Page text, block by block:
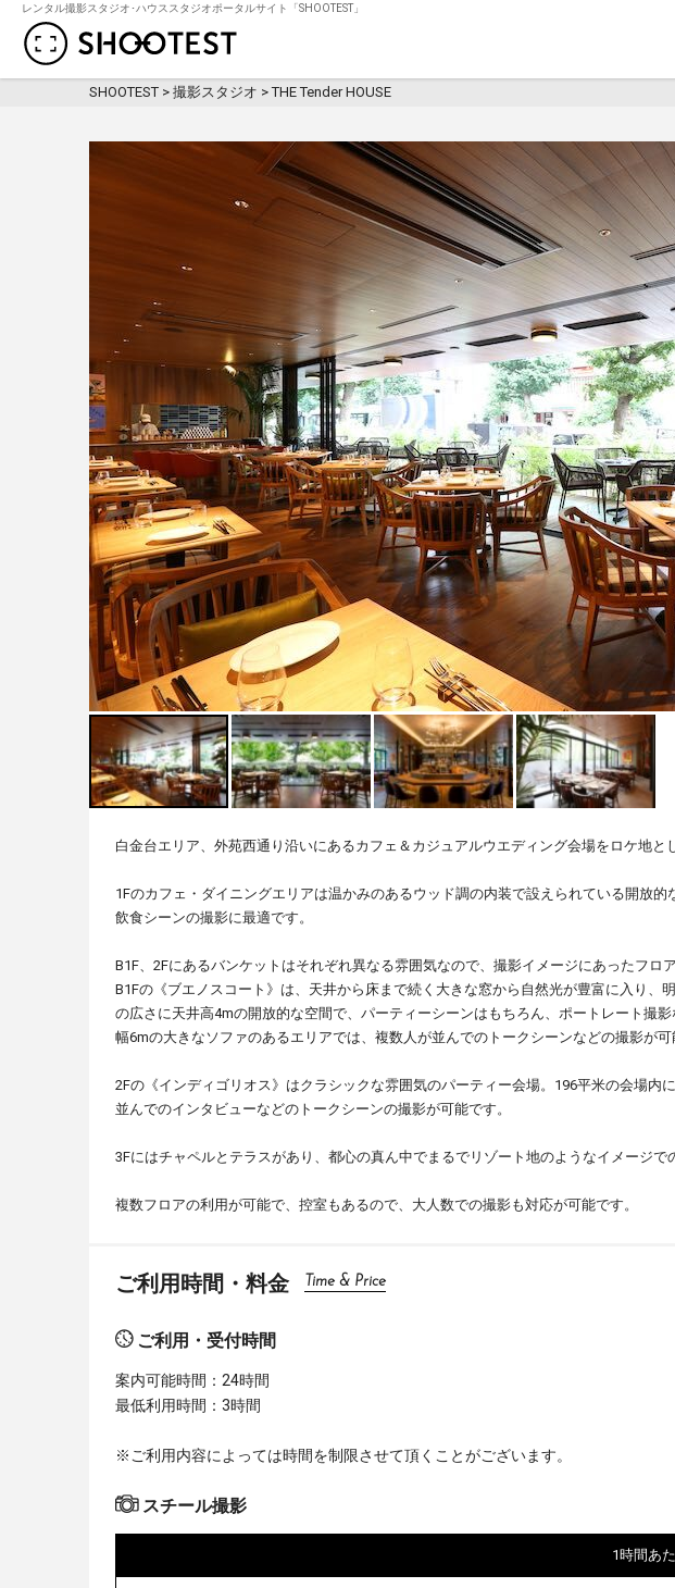
レンタル撮影スタジオ･ハウススタジオポータルサイト「SHOOTEST」
SHOOTEST > 撮影スタジオ >THE Tender HOUSE
白金台エリア、外苑西通り沿いにあるカフェ＆カジュアルウエディング会場をロケ地と
1Fのカフェ・ダイニングエリアは温かみのあるウッド調の内装で設えられている開放
飲食シーンの撮影に最適です。
B1F、2Fにあるバンケットはそれぞれ異なる雰囲気なので、撮影イメージにあったフロ
B1Fの《ブエノスコート》は、天井から床まで続く大きな窓から自然光が豊富に入り、
の広さに天井高4mの開放的な空間で、パーティーシーンはもちろん、ポートレート撮影
幅6mの大きなソファのあるエリアでは、複数人が並んでのトークシーンなどの撮影が可
2Fの《インディゴリオス》はクラシックな雰囲気のパーティー会場。196平米の会場内
並んでのインタビューなどのトークシーンの撮影が可能です。
3Fにはチャペルとテラスがあり、都心の真ん中でまるでリゾート地のようなイメージで
複数フロアの利用が可能で、控室もあるので、大人数での撮影も対応が可能です。
ご利用時間・料金 Time & Price
ご利用・受付時間
案内可能時間：24時間
最低利用時間：3時間
※ご利用内容によっては時間を制限させて頂くことがございます。
スチール撮影
1時間あ